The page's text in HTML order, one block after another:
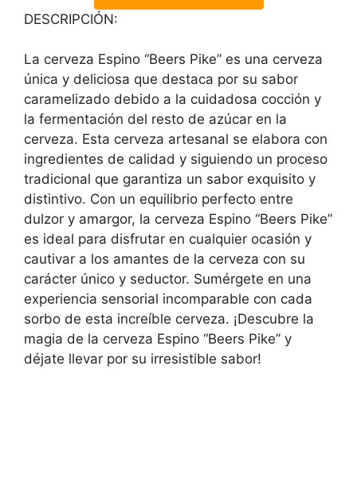
DESCRIPCIÓN:
La cerveza Espino “Beers Pike” es una cerveza
única y deliciosa que destaca por su sabor
caramelizado debido a la cuidadosa cocción y
la fermentación del resto de azúcar en la
cerveza. Esta cerveza artesanal se elabora con
ingredientes de calidad y siguiendo un proceso
tradicional que garantiza un sabor exquisito y
distintivo. Con un equilibrio perfecto entre
dulzor y amargor, la cerveza Espino “Beers Pike”
es ideal para disfrutar en cualquier ocasión y
cautivar a los amantes de la cerveza con su
carácter único y seductor. Sumérgete en una
experiencia sensorial incomparable con cada
sorbo de esta increíble cerveza. ¡Descubre la
magia de la cerveza Espino “Beers Pike” y
déjate llevar por su irresistible sabor!